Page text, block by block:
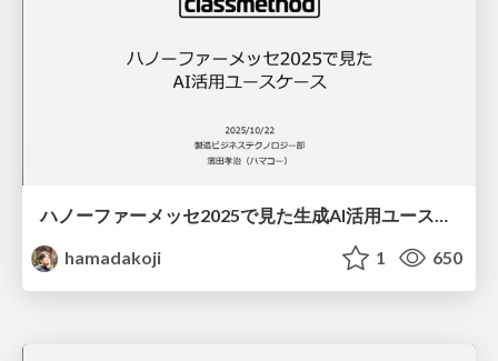
ハノーファーメッセ2025で見た生成AI活用ユースケース.pdf
hamadakoji
1 650